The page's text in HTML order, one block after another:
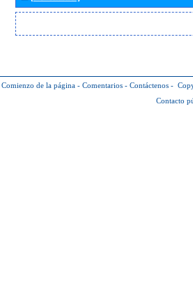
Comienzo de la página - Comentarios - Contáctenos -
Contacto